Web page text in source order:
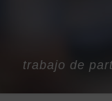
trabajo de